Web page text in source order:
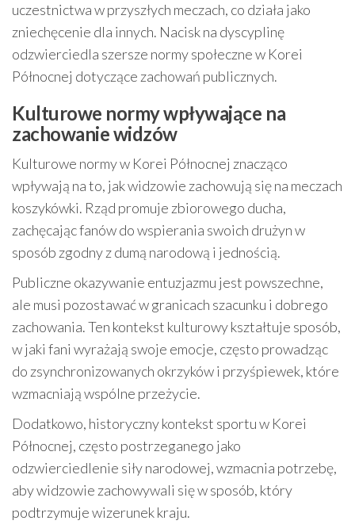
uczestnictwa w przyszłych meczach, co działa jako
zniechęcenie dla innych. Nacisk na dyscyplinę
odzwierciedla szersze normy społeczne w Korei
Północnej dotyczące zachowań publicznych.
Kulturowe normy wpływające na
zachowanie widzów
Kulturowe normy w Korei Północnej znacząco
wpływają na to, jak widzowie zachowują się na meczach
koszykówki. Rząd promuje zbiorowego ducha,
zachęcając fanów do wspierania swoich drużyn w
sposób zgodny z dumą narodową i jednością.
Publiczne okazywanie entuzjazmu jest powszechne,
ale musi pozostawać w granicach szacunku i dobrego
zachowania. Ten kontekst kulturowy kształtuje sposób,
w jaki fani wyrażają swoje emocje, często prowadząc
do zsynchronizowanych okrzyków i przyśpiewek, które
wzmacniają wspólne przeżycie.
Dodatkowo, historyczny kontekst sportu w Korei
Północnej, często postrzeganego jako
odzwierciedlenie siły narodowej, wzmacnia potrzebę,
aby widzowie zachowywali się w sposób, który
podtrzymuje wizerunek kraju.